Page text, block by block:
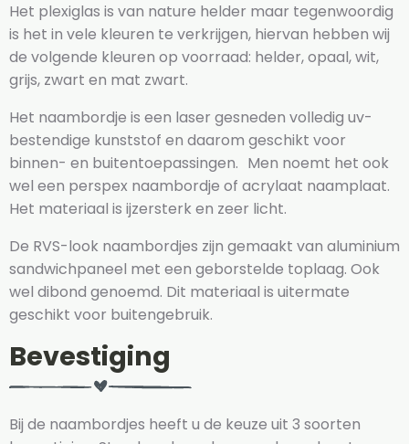
Het plexiglas is van nature helder maar tegenwoordig
is het in vele kleuren te verkrijgen, hiervan hebben wij
de volgende kleuren op voorraad: helder, opaal, wit,
grijs, zwart en mat zwart.
Het naambordje is een laser gesneden volledig uv-
bestendige kunststof en daarom geschikt voor
binnen- en buitentoepassingen. Men noemt het ook
wel een perspex naambordje of acrylaat naamplaat.
Het materiaal is ijzersterk en zeer licht.
De RVS-look naambordjes zijn gemaakt van aluminium
sandwichpaneel met een geborstelde toplaag. Ook
wel dibond genoemd. Dit materiaal is uitermate
geschikt voor buitengebruik.
Bevestiging
Bij de naambordjes heeft u de keuze uit 3 soorten